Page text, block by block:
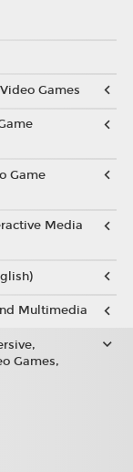
Games
Game
Media
Multimedia
Games,